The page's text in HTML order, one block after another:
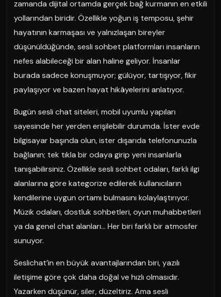
zamanda dijital ortamda gerçek bağ kurmanın en etkili
yollarından biridir. Özellikle yoğun iş temposu, şehir
hayatının karmaşası ve yalnızlaşan bireyler
düşünüldüğünde, sesli sohbet platformları insanların
nefes alabileceği bir alan haline geliyor. İnsanlar
burada sadece konuşmuyor; gülüyor, tartışıyor, fikir
paylaşıyor ve bazen hayat hikâyelerini anlatıyor.
Bugün sesli chat siteleri, mobil uyumlu yapıları
sayesinde her yerden erişilebilir durumda. İster evde
bilgisayar başında olun, ister dışarıda telefonunuzla
bağlanın; tek tıkla bir odaya girip yeni insanlarla
tanışabilirsiniz. Özellikle sesli sohbet odaları, farklı ilgi
alanlarına göre kategorize edilerek kullanıcıların
kendilerine uygun ortamı bulmasını kolaylaştırıyor.
Müzik odaları, dostluk sohbetleri, oyun muhabbetleri
ya da genel chat alanları… Her biri farklı bir atmosfer
sunuyor.
Seslichat’in en büyük avantajlarından biri, yazılı
iletişime göre çok daha doğal ve hızlı olmasıdır.
Yazarken düşünür, siler, düzeltiriz. Ama sesli